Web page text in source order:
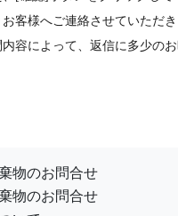
客様へご連絡させていただき
容によって、返信に多少の